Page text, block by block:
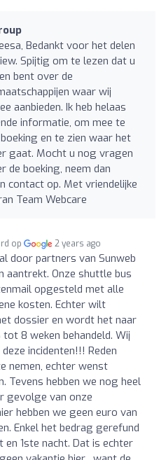
Bedankt voor het delen
Spijtig om te lezen dat u
bent over de
waar wij
aanbieden. Ik heb helaas
informatie, om mee te
en te zien waar het
gaat. Mocht u nog vragen
de boeking, neem dan
contact op. Met vriendelijke
Team Webcare
op 2 years ago
door partners van Sunweb
aantrekt. Onze shuttle bus
opgesteld met alle
kosten. Echter wilt
dossier en wordt het naar
8 weken behandeld. Wij
incidenten!!! Reden
nemen, echter wenst
Tevens hebben we nog heel
gevolge van onze
hebben we geen euro van
Enkel het bedrag gerefund
en 1ste nacht. Dat is echter